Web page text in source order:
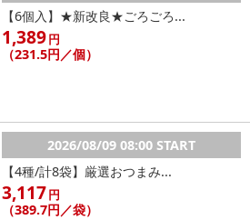
【6個入】★新改良★ごろごろ...
1,389円
（231.5円／個）
2026/08/09 08:00 START
【4種/計8袋】厳選おつまみ...
3,117円
（389.7円／袋）